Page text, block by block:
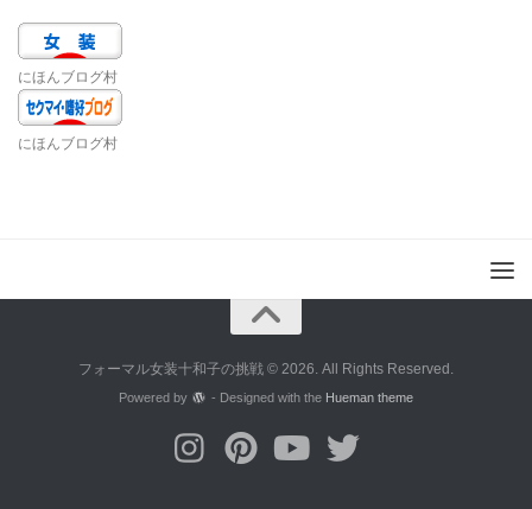
にほんブログ村
にほんブログ村
フォーマル女装十和子の挑戦 © 2026. All Rights Reserved.
Powered by - Designed with the Hueman theme